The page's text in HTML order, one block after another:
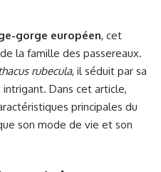
gorge européen, cet
la famille des passereaux.
rubecula, il séduit par sa
Dans cet article,
principales du
son mode de vie et son